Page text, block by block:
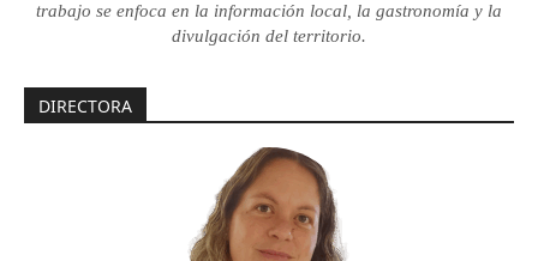
trabajo se enfoca en la información local, la gastronomía y la
divulgación del territorio.
DIRECTORA